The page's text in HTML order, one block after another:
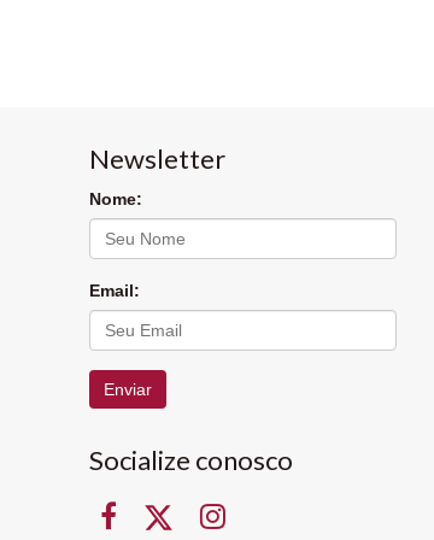
Newsletter
Nome:
Email:
Enviar
Socialize conosco